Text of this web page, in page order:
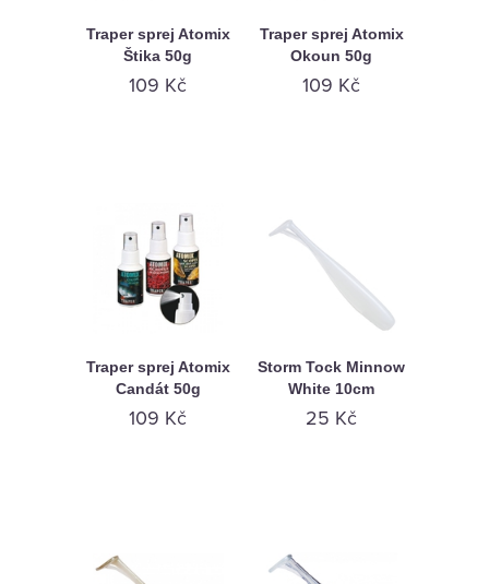
KAMENNÁTraper sprej Atomix
Štika 50g
109 Kč
Traper sprej Atomix
Okoun 50g
109 Kč
Traper sprej Atomix
Candát 50g
109 Kč
Storm Tock Minnow
White 10cm
25 Kč